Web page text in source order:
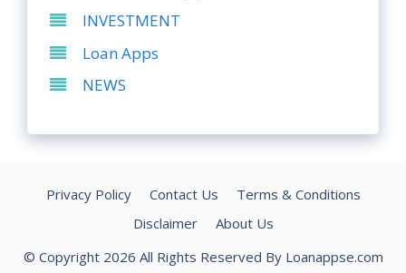
INVESTMENT
Loan Apps
NEWS
Privacy Policy Contact Us
Terms & Conditions
Disclaimer
About Us
© Copyright 2026 All Rights Reserved By Loanappse.com